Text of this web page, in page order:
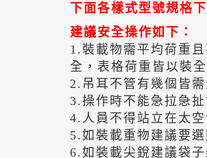
下面各樣式型號規格
建議安全操作如下：
1.裝載物需平均荷重
全，表格荷重皆以裝
2.吊耳不管有幾個皆
3.操作時不能急拉急扯
4.人員不得站立在太
5.如裝載重物建議要
6.如裝載尖銳建議袋